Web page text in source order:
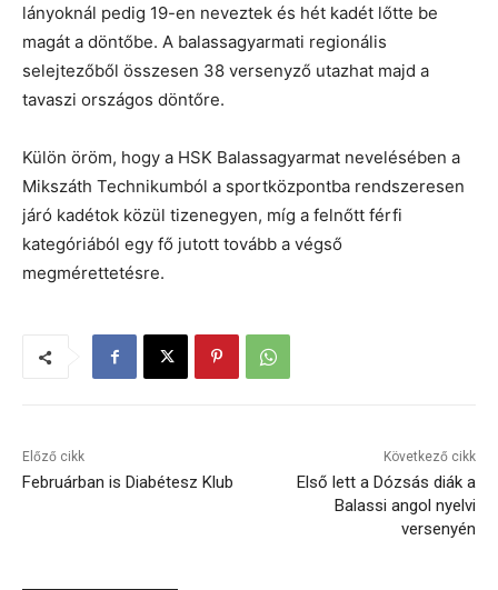
lányoknál pedig 19-en neveztek és hét kadét lőtte be
magát a döntőbe. A balassagyarmati regionális
selejtezőből összesen 38 versenyző utazhat majd a
tavaszi országos döntőre.
Külön öröm, hogy a HSK Balassagyarmat nevelésében a
Mikszáth Technikumból a sportközpontba rendszeresen
járó kadétok közül tizenegyen, míg a felnőtt férfi
kategóriából egy fő jutott tovább a végső
megmérettetésre.
Előző cikk
Februárban is Diabétesz Klub
Következő cikk
Első lett a Dózsás diák a
Balassi angol nyelvi
versenyén